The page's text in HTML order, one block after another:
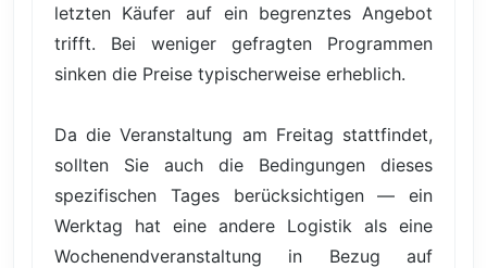
letzten Käufer auf ein begrenztes Angebot
trifft. Bei weniger gefragten Programmen
sinken die Preise typischerweise erheblich.
Da die Veranstaltung am Freitag stattfindet,
sollten Sie auch die Bedingungen dieses
spezifischen Tages berücksichtigen — ein
Werktag hat eine andere Logistik als eine
Wochenendveranstaltung in Bezug auf